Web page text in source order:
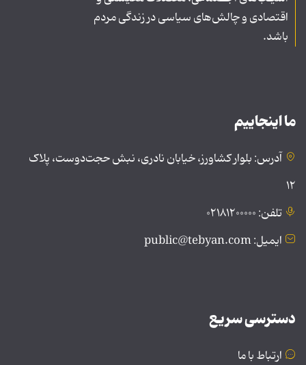
اقتصادی و چالش‌های سیاسی در زندگی مردم
باشد.
ما اینجاییم
آدرس: بلوار کشاورز، خیابان نادری، نبش حجت‌دوست، پلاک
۱۲
تلفن: ۰۲۱۸۱۲۰۰۰۰۰
ایمیل: public@tebyan.com
دسترسی سریع
ارتباط با ما